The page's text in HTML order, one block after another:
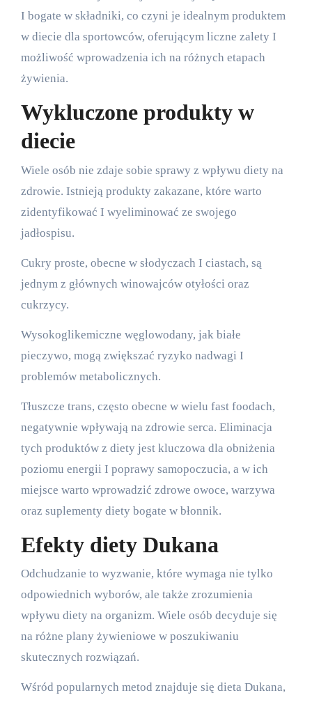
I bogate w składniki, co czyni je idealnym produktem
w diecie dla sportowców, oferującym liczne zalety I
możliwość wprowadzenia ich na różnych etapach
żywienia.
Wykluczone produkty w
diecie
Wiele osób nie zdaje sobie sprawy z wpływu diety na
zdrowie. Istnieją produkty zakazane, które warto
zidentyfikować I wyeliminować ze swojego
jadłospisu.
Cukry proste, obecne w słodyczach I ciastach, są
jednym z głównych winowajców otyłości oraz
cukrzycy.
Wysokoglikemiczne węglowodany, jak białe
pieczywo, mogą zwiększać ryzyko nadwagi I
problemów metabolicznych.
Tłuszcze trans, często obecne w wielu fast foodach,
negatywnie wpływają na zdrowie serca. Eliminacja
tych produktów z diety jest kluczowa dla obniżenia
poziomu energii I poprawy samopoczucia, a w ich
miejsce warto wprowadzić zdrowe owoce, warzywa
oraz suplementy diety bogate w błonnik.
Efekty diety Dukana
Odchudzanie to wyzwanie, które wymaga nie tylko
odpowiednich wyborów, ale także zrozumienia
wpływu diety na organizm. Wiele osób decyduje się
na różne plany żywieniowe w poszukiwaniu
skutecznych rozwiązań.
Wśród popularnych metod znajduje się dieta Dukana,